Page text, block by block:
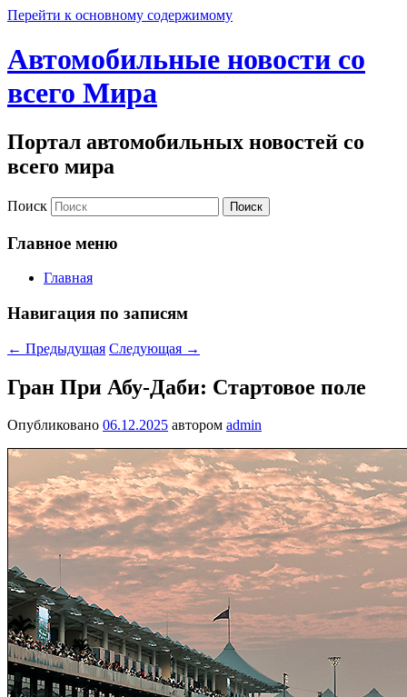
Перейти к основному содержимому
Автомобильные новости со
всего Мира
Портал автомобильных новостей со
всего мира
Поиск
Главное меню
Главная
Навигация по записям
← Предыдущая Следующая →
Гран При Абу-Даби: Стартовое поле
Опубликовано 06.12.2025 автором admin